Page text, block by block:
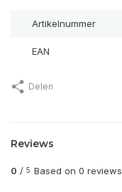
Artikelnummer
EAN
Delen
Reviews
0 / 5 Based on 0 reviews